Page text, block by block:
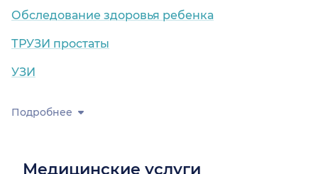
Обследование здоровья ребенка
ТРУЗИ простаты
УЗИ
Подробнее
Медицинские услуги